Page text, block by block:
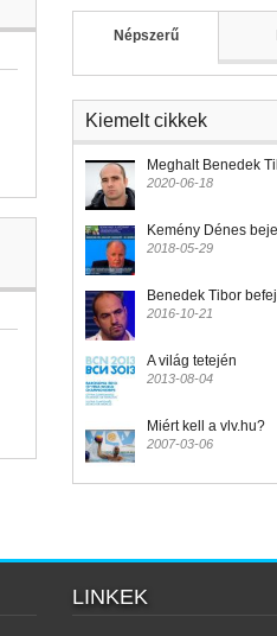
Népszerű
Kiemelt cikkek
Meghalt Benedek
2020-06-18
Kemény Dénes
2018-05-29
Benedek Tibor
2016-10-21
A világ tetején
2013-08-04
Miért kell a vlv.hu?
2007-03-06
LINKEK